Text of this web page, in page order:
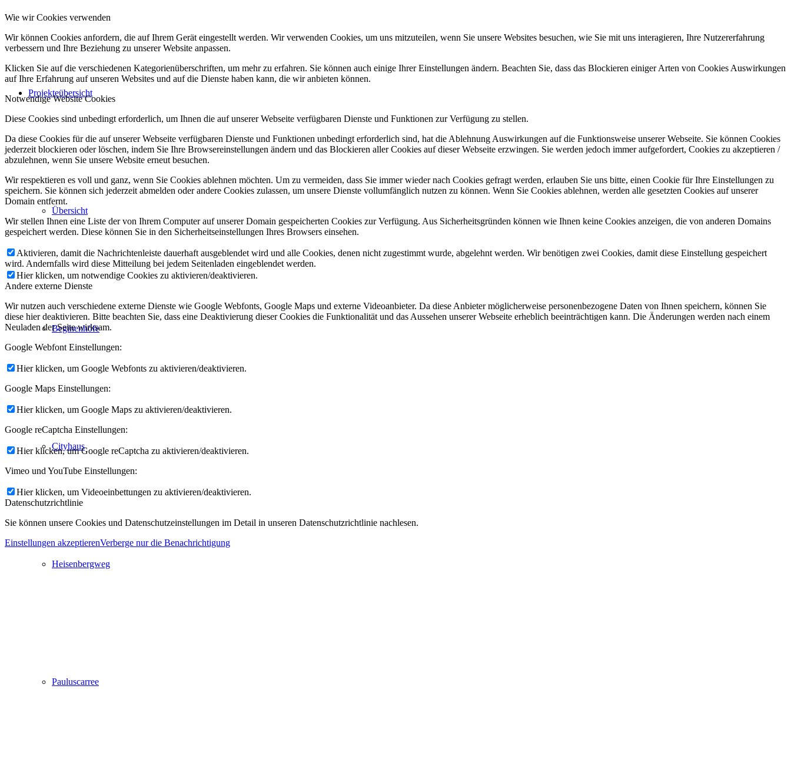
Projekteübersicht
Übersicht
Beginenhöfe
Cityhaus
Heisenbergweg
Pauluscarree
Wie wir Cookies verwenden
Wir können Cookies anfordern, die auf Ihrem Gerät eingestellt werden. Wir verwenden Cookies, um uns mitzuteilen, wenn Sie unsere Websites besuchen, wie Sie mit uns interagieren, Ihre Nutzererfahrung
verbessern und Ihre Beziehung zu unserer Website anpassen.
Klicken Sie auf die verschiedenen Kategorienüberschriften, um mehr zu erfahren. Sie können auch einige Ihrer Einstellungen ändern. Beachten Sie, dass das Blockieren einiger Arten von Cookies Auswirkungen
auf Ihre Erfahrung auf unseren Websites und auf die Dienste haben kann, die wir anbieten können.
Notwendige Website Cookies
Diese Cookies sind unbedingt erforderlich, um Ihnen die auf unserer Webseite verfügbaren Dienste und Funktionen zur Verfügung zu stellen.
Da diese Cookies für die auf unserer Webseite verfügbaren Dienste und Funktionen unbedingt erforderlich sind, hat die Ablehnung Auswirkungen auf die Funktionsweise unserer Webseite. Sie können Cookies
jederzeit blockieren oder löschen, indem Sie Ihre Browsereinstellungen ändern und das Blockieren aller Cookies auf dieser Webseite erzwingen. Sie werden jedoch immer aufgefordert, Cookies zu akzeptieren /
abzulehnen, wenn Sie unsere Website erneut besuchen.
Wir respektieren es voll und ganz, wenn Sie Cookies ablehnen möchten. Um zu vermeiden, dass Sie immer wieder nach Cookies gefragt werden, erlauben Sie uns bitte, einen Cookie für Ihre Einstellungen zu
speichern. Sie können sich jederzeit abmelden oder andere Cookies zulassen, um unsere Dienste vollumfänglich nutzen zu können. Wenn Sie Cookies ablehnen, werden alle gesetzten Cookies auf unserer
Domain entfernt.
Wir stellen Ihnen eine Liste der von Ihrem Computer auf unserer Domain gespeicherten Cookies zur Verfügung. Aus Sicherheitsgründen können wie Ihnen keine Cookies anzeigen, die von anderen Domains
gespeichert werden. Diese können Sie in den Sicherheitseinstellungen Ihres Browsers einsehen.
Aktivieren, damit die Nachrichtenleiste dauerhaft ausgeblendet wird und alle Cookies, denen nicht zugestimmt wurde, abgelehnt werden. Wir benötigen zwei Cookies, damit diese Einstellung gespeichert
wird. Andernfalls wird diese Mitteilung bei jedem Seitenladen eingeblendet werden.
Hier klicken, um notwendige Cookies zu aktivieren/deaktivieren.
Andere externe Dienste
Wir nutzen auch verschiedene externe Dienste wie Google Webfonts, Google Maps und externe Videoanbieter. Da diese Anbieter möglicherweise personenbezogene Daten von Ihnen speichern, können Sie
diese hier deaktivieren. Bitte beachten Sie, dass eine Deaktivierung dieser Cookies die Funktionalität und das Aussehen unserer Webseite erheblich beeinträchtigen kann. Die Änderungen werden nach einem
Neuladen der Seite wirksam.
Google Webfont Einstellungen:
Hier klicken, um Google Webfonts zu aktivieren/deaktivieren.
Google Maps Einstellungen:
Hier klicken, um Google Maps zu aktivieren/deaktivieren.
Google reCaptcha Einstellungen:
Hier klicken, um Google reCaptcha zu aktivieren/deaktivieren.
Vimeo und YouTube Einstellungen:
Hier klicken, um Videoeinbettungen zu aktivieren/deaktivieren.
Datenschutzrichtlinie
Sie können unsere Cookies und Datenschutzeinstellungen im Detail in unseren Datenschutzrichtlinie nachlesen.
Einstellungen akzeptierenVerberge nur die Benachrichtigung